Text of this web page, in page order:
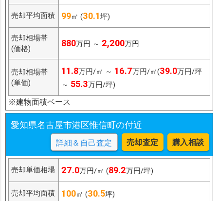
売却平均面積 99㎡ (30.1坪)
売却相場帯
(価格)
880万円 ～ 2,200万円
売却相場帯
(単価)
11.8万円/㎡ ～ 16.7万円/㎡(39.0万円/坪
～ 55.3万円/坪)
※建物面積ベース
愛知県名古屋市港区惟信町の付近
詳細＆自己査定 売却査定 購入相談
売却単価相場 27.0万円/㎡ (89.2万円/坪)
売却平均面積 100㎡ (30.5坪)